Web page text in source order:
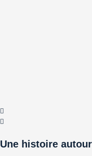
Une histoire